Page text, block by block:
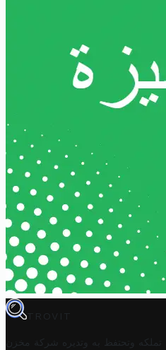
TROVIT
وتحتفظ به وتديره
شركة مخزن